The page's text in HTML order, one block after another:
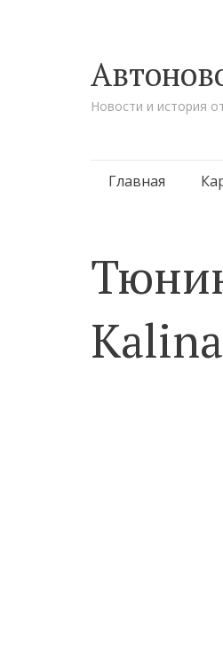
Новости и история
Перейти к
Главная